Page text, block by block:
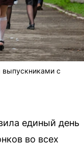
с
единый день
во всех